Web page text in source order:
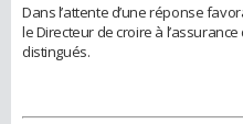
Dans l’attente d’une réponse
le Directeur de croire à
distingués.